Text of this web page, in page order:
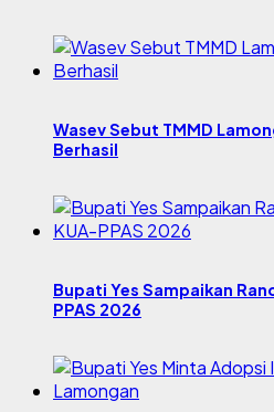
Wasev Sebut TMMD
Berhasil
Bupati Yes Sampaikan
PPAS 2026